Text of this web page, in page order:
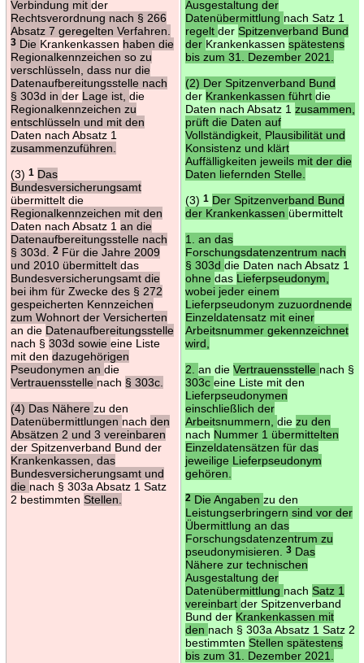
Verbindung mit der
Rechtsverordnung nach § 266
Absatz 7 geregelten Verfahren.
3Die Krankenkassen haben die
Regionalkennzeichen so zu
verschlüsseln, dass nur die
Datenaufbereitungsstelle nach
§ 303d in der Lage ist, die
Regionalkennzeichen zu
entschlüsseln und mit den
Daten nach Absatz 1
zusammenzuführen.
(3) 1 Das
Bundesversicherungsamt
übermittelt die
Regionalkennzeichen mit den
Daten nach Absatz 1 an die
Datenaufbereitungsstelle nach
§ 303d.
2Für die Jahre 2009
und 2010 übermittelt das
Bundesversicherungsamt die
bei ihm für Zwecke des § 272
gespeicherten Kennzeichen
zum Wohnort der Versicherten
an die Datenaufbereitungsstelle
nach § 303d sowie eine Liste
mit den dazugehörigen
Pseudonymen an die
Vertrauensstelle nach § 303c.
(4) Das Nähere zu den
Datenübermittlungen nach den
Absätzen 2 und 3 vereinbaren
der Spitzenverband Bund der
Krankenkassen, das
Bundesversicherungsamt und
die nach § 303a Absatz 1 Satz
2 bestimmten Stellen.
Ausgestaltung der
Datenübermittlung nach Satz 1
regelt der Spitzenverband Bund
der Krankenkassen spätestens
bis zum 31. Dezember 2021.
(2) Der Spitzenverband Bund
der Krankenkassen führt die
Daten nach Absatz 1 zusammen,
prüft die Daten auf
Vollständigkeit, Plausibilität und
Konsistenz und klärt
Auffälligkeiten jeweils mit der die
Daten liefernden Stelle.
(3) 1 Der Spitzenverband Bund
der Krankenkassen übermittelt
1. an das
Forschungsdatenzentrum nach
§ 303d die Daten nach Absatz 1
ohne das Lieferpseudonym,
wobei jeder einem
Lieferpseudonym zuzuordnende
Einzeldatensatz mit einer
Arbeitsnummer gekennzeichnet
wird,
2. an die Vertrauensstelle nach §
303c eine Liste mit den
Lieferpseudonymen
einschließlich der
Arbeitsnummern, die zu den
nach Nummer 1 übermittelten
Einzeldatensätzen für das
jeweilige Lieferpseudonym
gehören.
2Die Angaben zu den
Leistungserbringern sind vor der
Übermittlung an das
Forschungsdatenzentrum zu
pseudonymisieren.
3Das
Nähere zur technischen
Ausgestaltung der
Datenübermittlung nach Satz 1
vereinbart der Spitzenverband
Bund der Krankenkassen mit
den nach § 303a Absatz 1 Satz 2
bestimmten Stellen spätestens
bis zum 31. Dezember 2021.